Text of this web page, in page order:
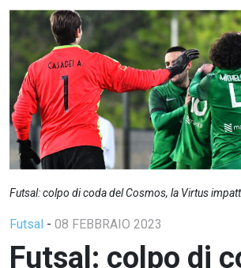
Futsal: colpo di coda del Cosmos, la Virtus
Futsal - 08 FEBBRAIO 2023
Futsal: colpo di